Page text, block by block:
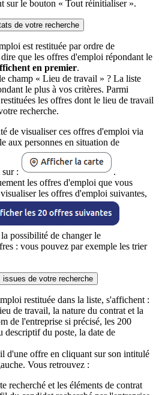
sur le bouton « Tout réinitialiser ».
de votre recherche
est restituée par ordre de
que les offres d'emploi répondant le
en premier.
champ « Lieu de travail » ? La liste
le plus à vos critères. Parmi
les offres dont le lieu de travail
recherche.
de visualiser ces offres d'emploi via
aux personnes en situation de
:
.
les offres d'emploi que vous
les offres d'emploi suivantes,
possibilité de changer le
: vous pouvez par exemple les trier
de votre recherche
restituée dans la liste, s'affichent :
de travail, la nature du contrat et la
de l'entreprise si précisé, les 200
descriptif du poste, la date de
d'une offre en cliquant sur son intitulé
Vous retrouvez :
recherché et les éléments de contrat